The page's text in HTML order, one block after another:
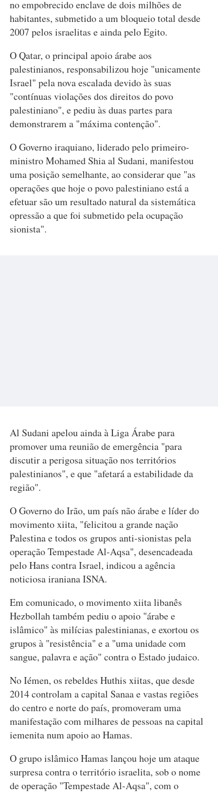
no empobrecido enclave de dois milhões de
habitantes, submetido a um bloqueio total desde
2007 pelos israelitas e ainda pelo Egito.
O Qatar, o principal apoio árabe aos
palestinianos, responsabilizou hoje "unicamente
Israel" pela nova escalada devido às suas
"contínuas violações dos direitos do povo
palestiniano", e pediu às duas partes para
demonstrarem a "máxima contenção".
O Governo iraquiano, liderado pelo primeiro-
ministro Mohamed Shia al Sudani, manifestou
uma posição semelhante, ao considerar que "as
operações que hoje o povo palestiniano está a
efetuar são um resultado natural da sistemática
opressão a que foi submetido pela ocupação
sionista".
Al Sudani apelou ainda à Liga Árabe para
promover uma reunião de emergência "para
discutir a perigosa situação nos territórios
palestinianos", e que "afetará a estabilidade da
região".
O Governo do Irão, um país não árabe e líder do
movimento xiita, "felicitou a grande nação
Palestina e todos os grupos anti-sionistas pela
operação Tempestade Al-Aqsa", desencadeada
pelo Hans contra Israel, indicou a agência
noticiosa iraniana ISNA.
Em comunicado, o movimento xiita libanês
Hezbollah também pediu o apoio "árabe e
islâmico" às milícias palestinianas, e exortou os
grupos à "resistência" e a "uma unidade com
sangue, palavra e ação" contra o Estado judaico.
No Iémen, os rebeldes Huthis xiitas, que desde
2014 controlam a capital Sanaa e vastas regiões
do centro e norte do país, promoveram uma
manifestação com milhares de pessoas na capital
iemenita num apoio ao Hamas.
O grupo islâmico Hamas lançou hoje um ataque
surpresa contra o território israelita, sob o nome
de operação "Tempestade Al-Aqsa", com o